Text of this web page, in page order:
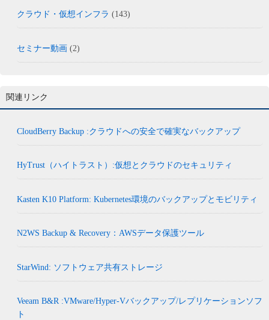
クラウド・仮想インフラ (143)
セミナー動画 (2)
関連リンク
CloudBerry Backup :クラウドへの安全で確実なバックアップ
HyTrust（ハイトラスト）:仮想とクラウドのセキュリティ
Kasten K10 Platform: Kubernetes環境のバックアップとモビリティ
N2WS Backup & Recovery：AWSデータ保護ツール
StarWind: ソフトウェア共有ストレージ
Veeam B&R :VMware/Hyper-Vバックアップ/レプリケーションソフ
ト